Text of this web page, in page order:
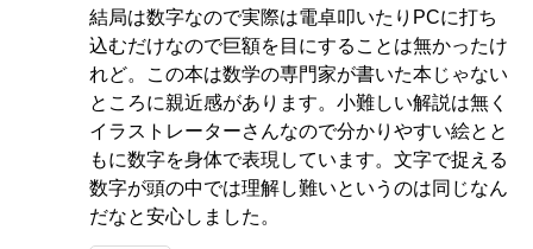
結局は数字なので実際は電卓叩いたりPCに打ち
込むだけなので巨額を目にすることは無かったけ
れど。この本は数学の専門家が書いた本じゃない
ところに親近感があります。小難しい解説は無く
イラストレーターさんなので分かりやすい絵とと
もに数字を身体で表現しています。文字で捉える
数字が頭の中では理解し難いというのは同じなん
だなと安心しました。